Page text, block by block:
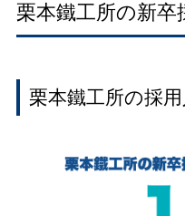
栗本鐵工所の新卒
栗本鐵工所の採